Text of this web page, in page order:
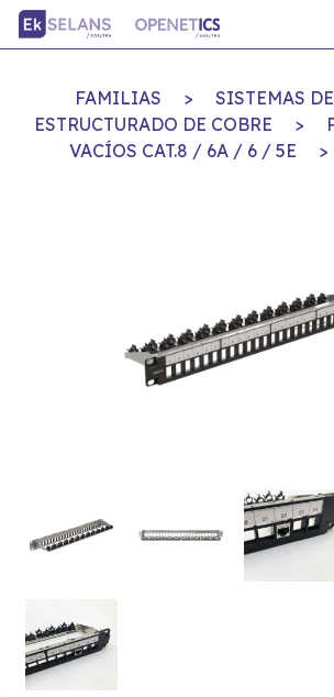
FAMILIAS >
SISTEMAS
ESTRUCTURADO DE COBRE
>
VACÍOS CAT.8 / 6A / 6 / 5E
>